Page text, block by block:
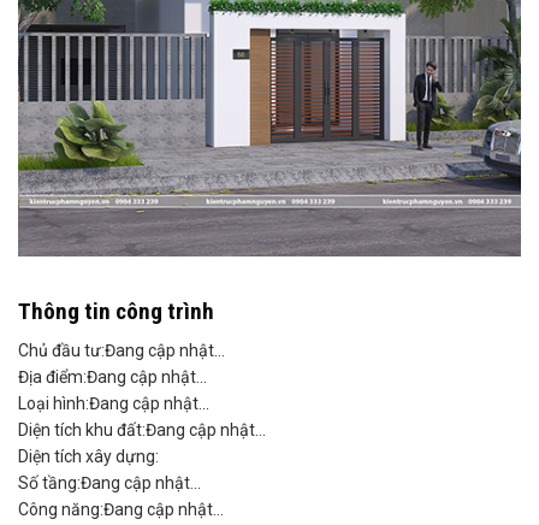
Thông tin công trình
Chủ đầu tư:Đang cập nhật...
Địa điểm:Đang cập nhật...
Loại hình:Đang cập nhật...
Diện tích khu đất:Đang cập nhật...
Diện tích xây dựng:
Số tầng:Đang cập nhật...